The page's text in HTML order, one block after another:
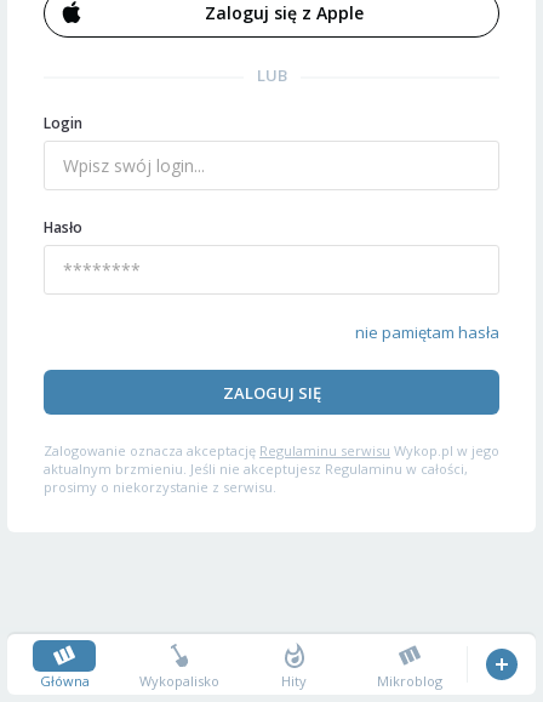
Zaloguj się z Apple
LUB
Login
Hasło
nie pamiętam hasła
ZALOGUJ SIĘ
Zalogowanie oznacza akceptację Regulaminu serwisu Wykop.pl w jego
aktualnym brzmieniu. Jeśli nie akceptujesz Regulaminu w całości,
prosimy o niekorzystanie z serwisu.
Główna Wykopalisko Hity Mikroblog